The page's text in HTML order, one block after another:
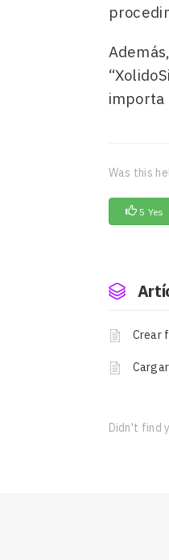
importa
Was this
5 Yes
Crear
Didn't find